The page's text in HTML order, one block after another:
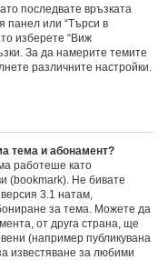
последвате връзката
панел или “Търси в
изберете “Виж
За да намерите темите
различните настройки.
тема и абонамент?
работеше като
(bookmark). Не бивате
3.1 натам,
за тема. Можете да
от друга страна, ще
(например публикувана
известяване за любими